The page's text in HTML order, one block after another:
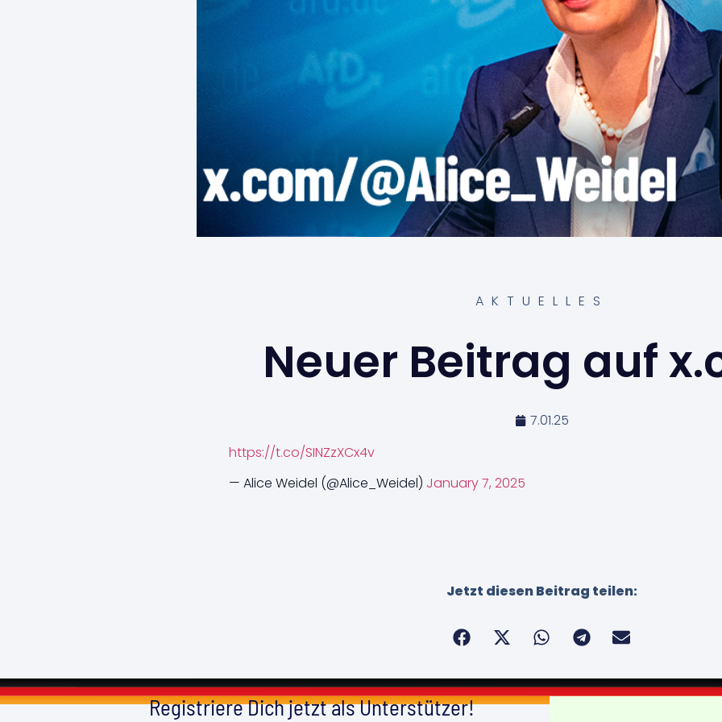
AKTUELLES
Neuer Beitrag auf
7.01.25
https://t.co/SINZzXCx4v
— Alice Weidel (@Alice_Weidel) January 7, 2025
Jetzt diesen Beitrag teilen:
Registriere Dich jetzt als Unterstützer!